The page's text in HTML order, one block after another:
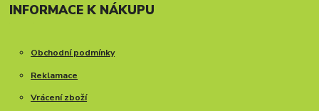
INFORMACE K NÁKUPU
Obchodní podmínky
Reklamace
Vrácení zboží